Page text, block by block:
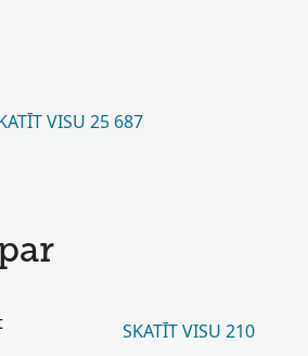
VISU 25 687
SKATĪT VISU 210